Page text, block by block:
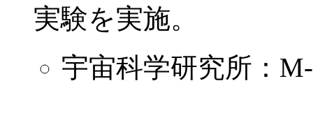
実験を実施。
宇宙科学研究所：